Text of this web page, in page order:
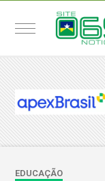
EDUCAÇÃO